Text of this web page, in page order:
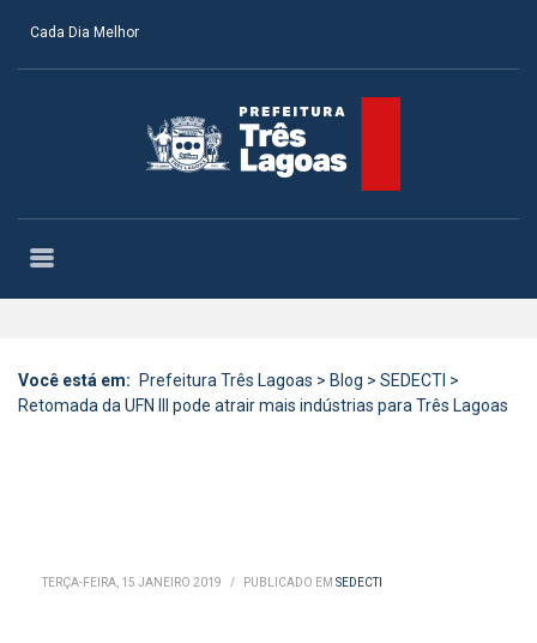
Cada Dia Melhor
Você está em: Prefeitura Três Lagoas > Blog > SEDECTI >
Retomada da UFN III pode atrair mais indústrias para Três Lagoas
TERÇA-FEIRA, 15 JANEIRO 2019 / PUBLICADO EM SEDECTI